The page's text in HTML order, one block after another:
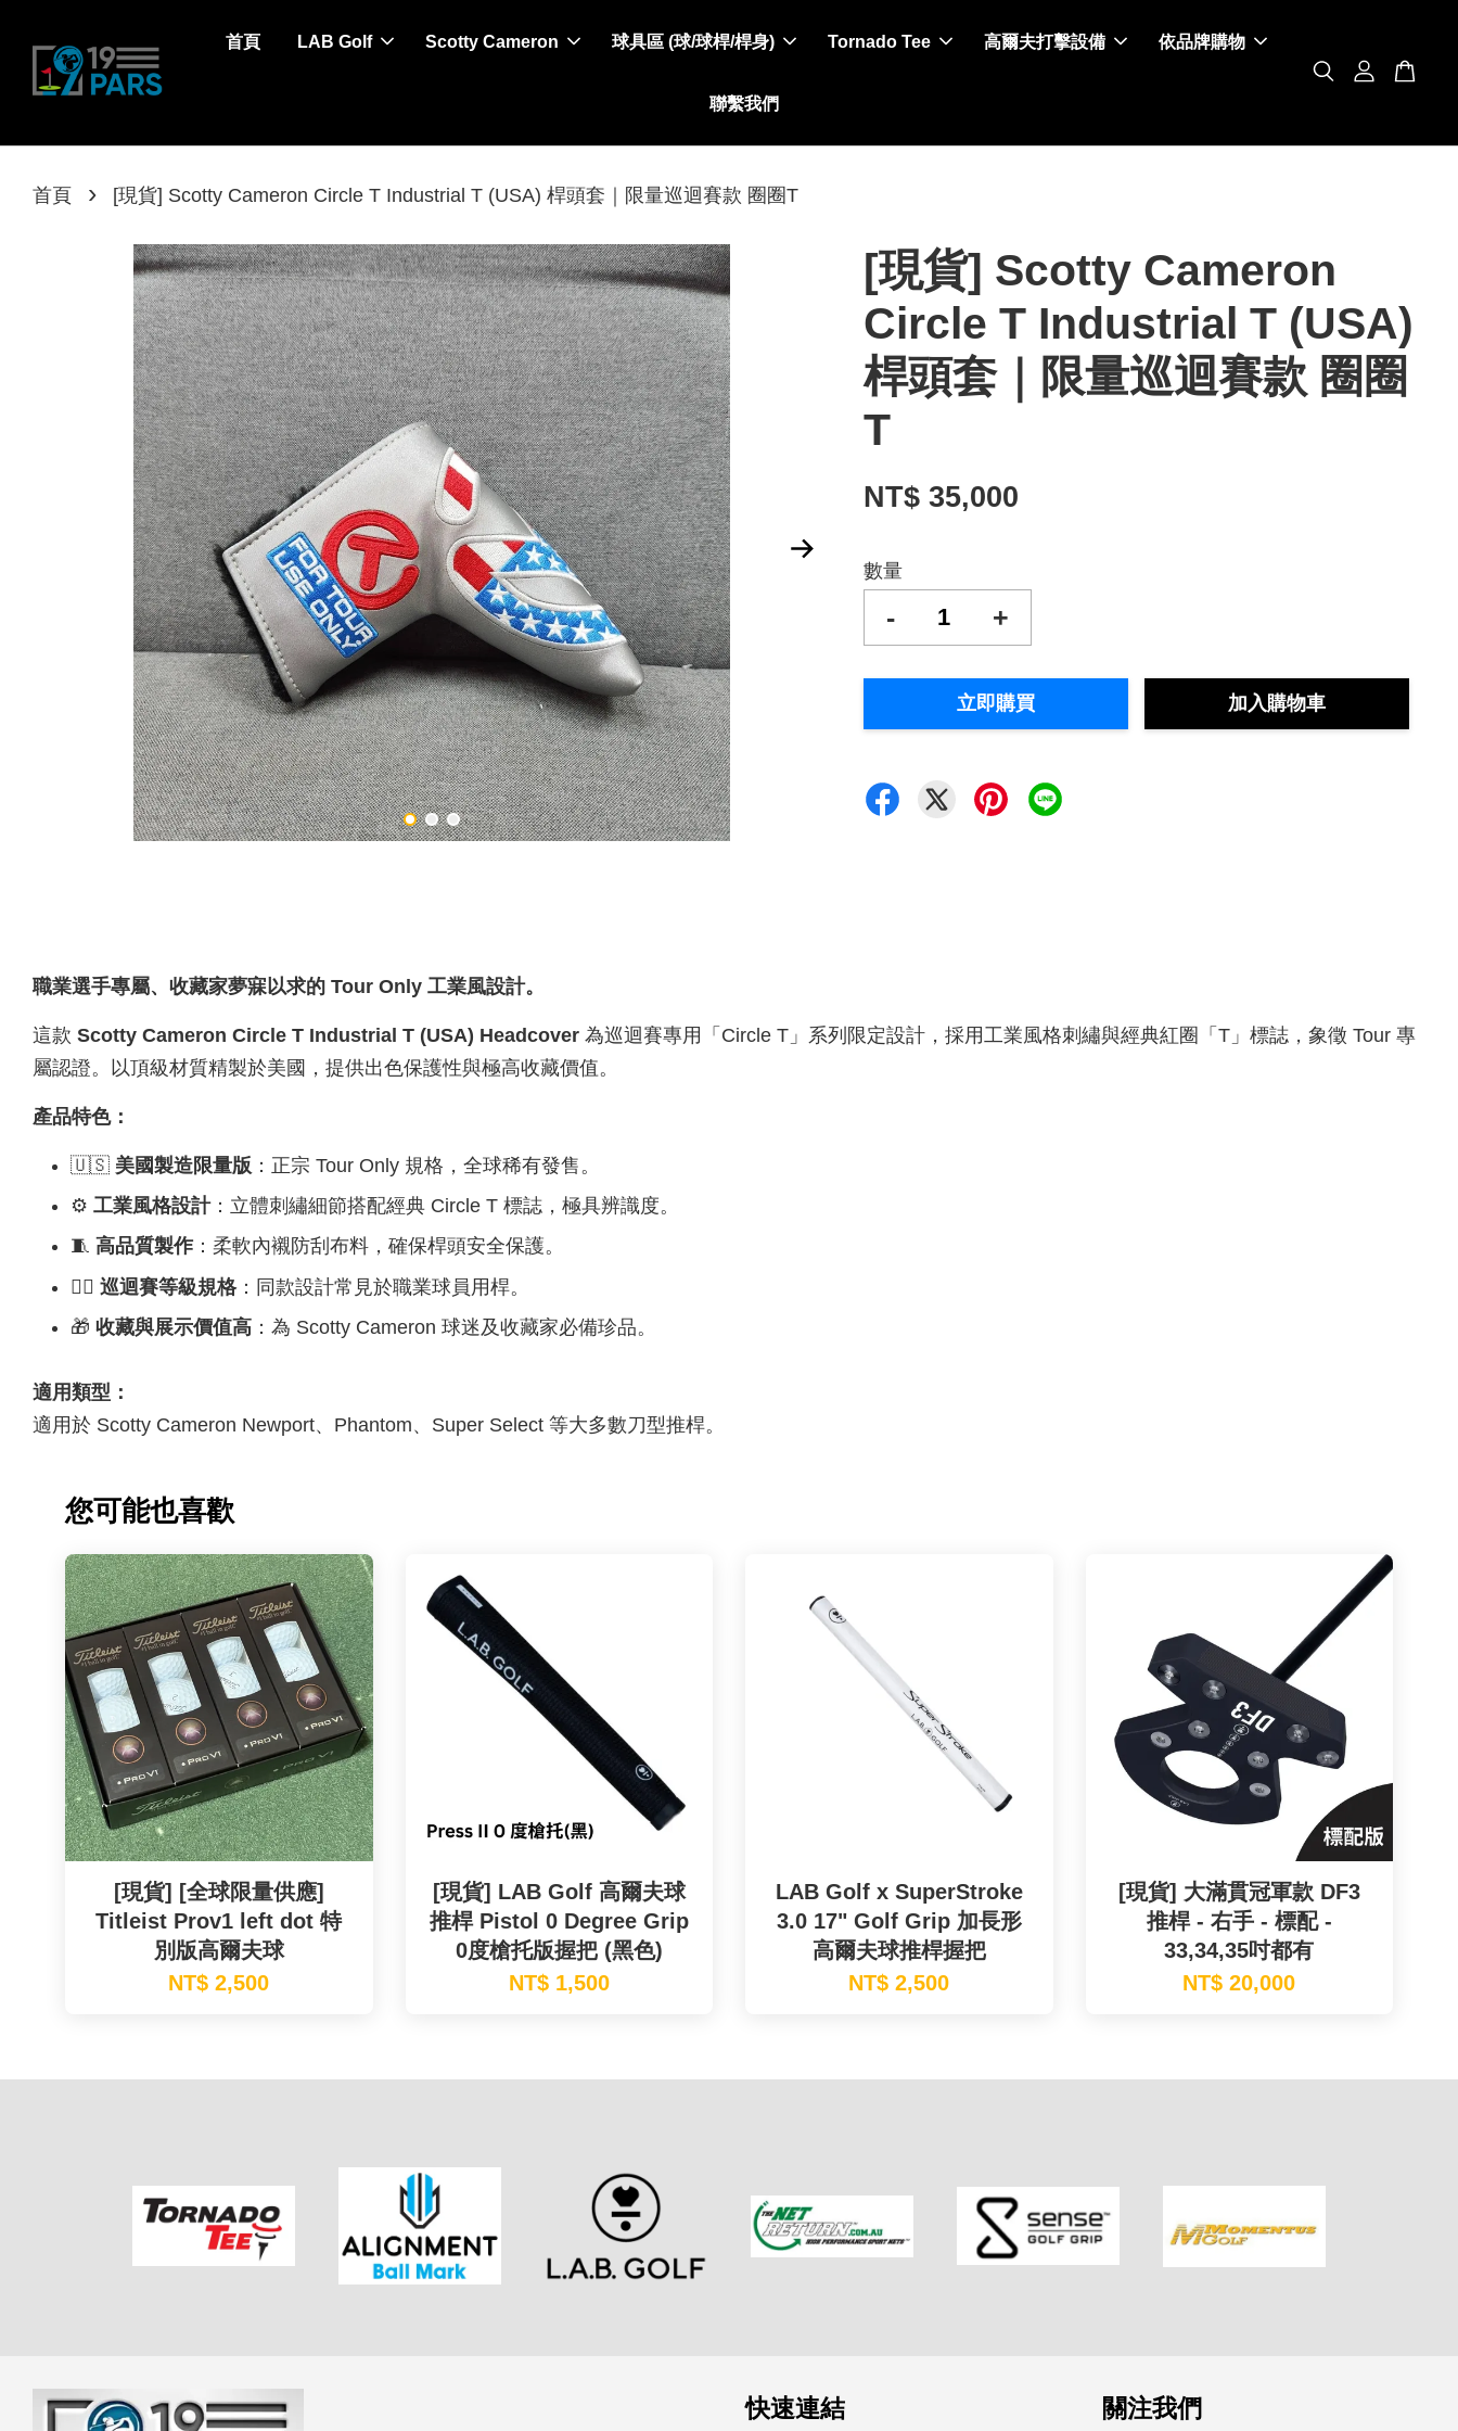
首頁 LAB Golf Scotty Cameron 球具區 (球/球桿/桿身) Tornado Tee 高爾夫打擊設備 依品牌購物
聯繫我們
首頁 › [現貨] Scotty Cameron Circle T Industrial T (USA) 桿頭套｜限量巡迴賽款 圈圈T
[現貨] Scotty Cameron
Circle T Industrial T (USA)
桿頭套｜限量巡迴賽款 圈圈
T
NT$ 35,000
數量
- +
立即購買 加入購物車
職業選手專屬、收藏家夢寐以求的 Tour Only 工業風設計。
這款 Scotty Cameron Circle T Industrial T (USA) Headcover 為巡迴賽專用「Circle T」系列限定設計，採用工業風格刺繡與經典紅圈「T」標誌，象徵 Tour 專
屬認證。以頂級材質精製於美國，提供出色保護性與極高收藏價值。
產品特色：
🇺🇸 美國製造限量版 ：正宗 Tour Only 規格，全球稀有發售。
⚙️ 工業風格設計：立體刺繡細節搭配經典 Circle T 標誌，極具辨識度。
🧵 高品質製作：柔軟內襯防刮布料，確保桿頭安全保護。
🏌️‍♂️ 巡迴賽等級規格：同款設計常見於職業球員用桿。
🎁 收藏與展示價值高 ：為 Scotty Cameron 球迷及收藏家必備珍品。
適用類型：
適用於 Scotty Cameron Newport、Phantom、Super Select 等大多數刀型推桿。
您可能也喜歡
[現貨] [全球限量供應]
Titleist Prov1 left dot 特
別版高爾夫球
NT$ 2,500
[現貨] LAB Golf 高爾夫球
推桿 Pistol 0 Degree Grip
0度槍托版握把 (黑色)
NT$ 1,500
LAB Golf x SuperStroke
3.0 17" Golf Grip 加長形
高爾夫球推桿握把
NT$ 2,500
[現貨] 大滿貫冠軍款 DF3
推桿 - 右手 - 標配 -
33,34,35吋都有
NT$ 20,000
快速連結 關注我們